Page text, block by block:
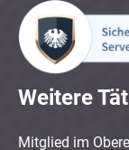
Weitere
Mitglied im